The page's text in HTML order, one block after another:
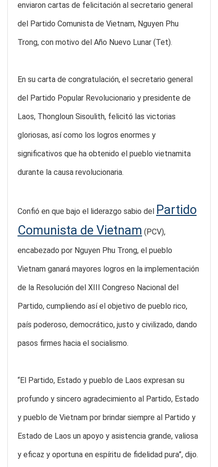
enviaron cartas de felicitación al secretario general
del Partido Comunista de Vietnam, Nguyen Phu
Trong, con motivo del Año Nuevo Lunar (Tet).
En su carta de congratulación, el secretario general
del Partido Popular Revolucionario y presidente de
Laos, Thongloun Sisoulith, felicitó las victorias
gloriosas, así como los logros enormes y
significativos que ha obtenido el pueblo vietnamita
durante la causa revolucionaria.
Confió en que bajo el liderazgo sabio del Partido
Comunista de Vietnam (PCV),
encabezado por Nguyen Phu Trong, el pueblo
Vietnam ganará mayores logros en la implementación
de la Resolución del XIII Congreso Nacional del
Partido, cumpliendo así el objetivo de pueblo rico,
país poderoso, democrático, justo y civilizado, dando
pasos firmes hacia el socialismo.
“El Partido, Estado y pueblo de Laos expresan su
profundo y sincero agradecimiento al Partido, Estado
y pueblo de Vietnam por brindar siempre al Partido y
Estado de Laos un apoyo y asistencia grande, valiosa
y eficaz y oportuna en espíritu de fidelidad pura”, dijo.